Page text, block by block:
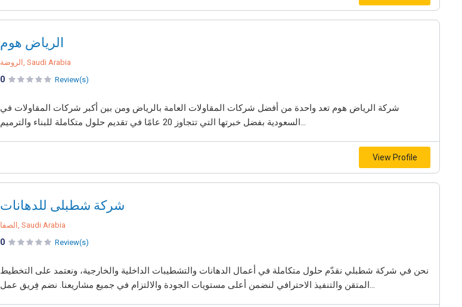
الرياض هوم
الروضة, Saudi Arabia
0 Review(s)
شركة الرياض هوم تعد واحدة من أفضل شركات المقاولات العامة بالرياض ومن بين أكبر شركات المقاولات في
السعودية بفضل خبرتها التي تتجاوز 20 عامًا في تقديم حلول متكاملة للبناء والترميم...
View Profile
شركة شطبلى للدهانات
الصفا, Saudi Arabia
0 Review(s)
نحن في شركة شطبلي نقدّم حلول متكاملة في أعمال الدهانات والتشطيبات الداخلية والخارجية، ونعتمد على التخطيط
المتقن والتنفيذ الاحترافي لنضمن أعلى مستويات الجودة والالتزام في جميع مشاريعنا. نضم فِريق عمل...